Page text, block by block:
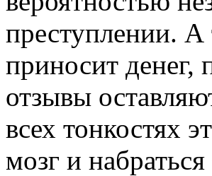
преступлении. А
приносит денег,
отзывы
всех тонкостях
мозг и